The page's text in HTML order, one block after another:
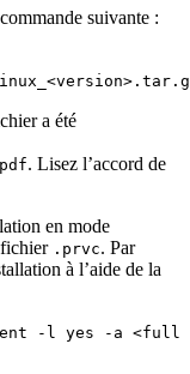
suivante :
a été
. Lisez l’accord de
en mode
fichier .prvc. Par
à l’aide de la
-l yes -a <full